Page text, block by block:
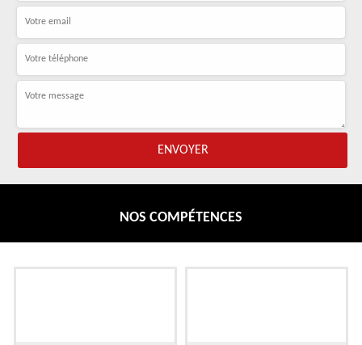
NOS COMPÉTENCES